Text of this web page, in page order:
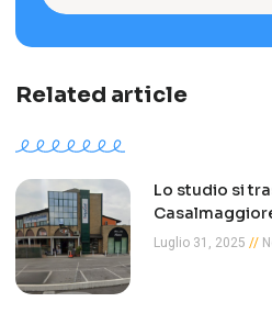
Related article
Lo studio si
Luglio 31, 2025